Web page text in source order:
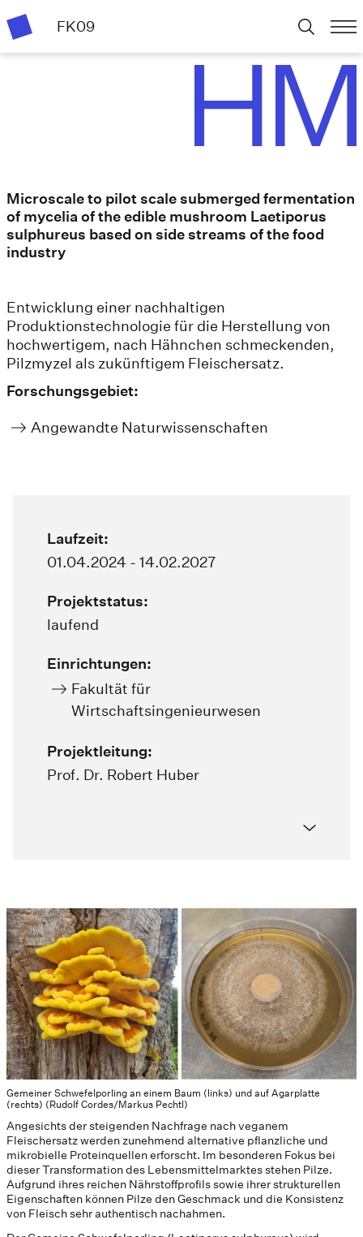
FK09
Microscale to pilot scale submerged fermentation
of mycelia of the edible mushroom Laetiporus
sulphureus based on side streams of the food
industry
Entwicklung einer nachhaltigen
Produktionstechnologie für die Herstellung von
hochwertigem, nach Hähnchen schmeckenden,
Pilzmyzel als zukünftigem Fleischersatz.
Forschungsgebiet:
Angewandte Naturwissenschaften
Laufzeit:
01.04.2024 - 14.02.2027
Projektstatus:
laufend
Einrichtungen:
Fakultät für
Wirtschaftsingenieurwesen
Projektleitung:
Prof. Dr. Robert Huber
Gemeiner Schwefelporling an einem Baum (links) und auf Agarplatte
(rechts) (Rudolf Cordes/Markus Pechtl)
Angesichts der steigenden Nachfrage nach veganem
Fleischersatz werden zunehmend alternative pflanzliche und
mikrobielle Proteinquellen erforscht. Im besonderen Fokus bei
dieser Transformation des Lebensmittelmarktes stehen Pilze.
Aufgrund ihres reichen Nährstoffprofils sowie ihrer strukturellen
Eigenschaften können Pilze den Geschmack und die Konsistenz
von Fleisch sehr authentisch nachahmen.